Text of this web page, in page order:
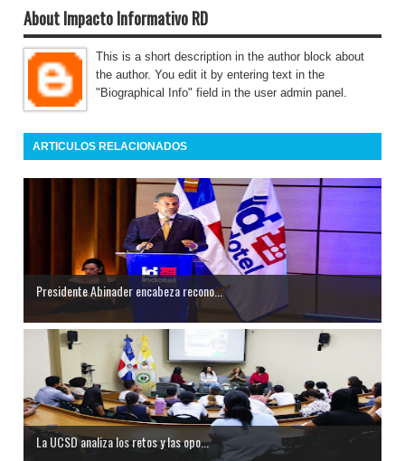
About Impacto Informativo RD
This is a short description in the author block about
the author. You edit it by entering text in the
"Biographical Info" field in the user admin panel.
ARTICULOS RELACIONADOS
Presidente Abinader encabeza recono...
La UCSD analiza los retos y las opo...